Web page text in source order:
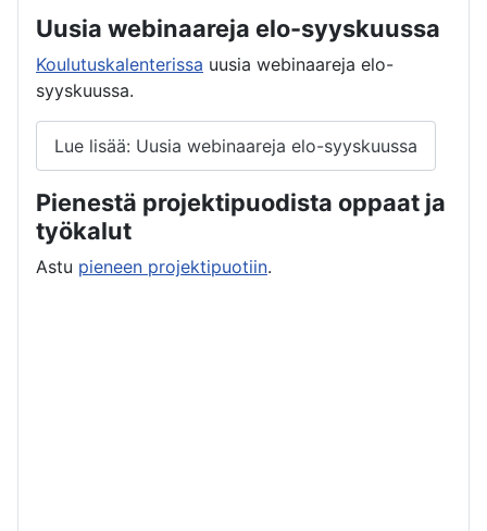
Uusia webinaareja elo-syyskuussa
Koulutuskalenterissa uusia webinaareja elo-
syyskuussa.
Lue lisää: Uusia webinaareja elo-syyskuussa
Pienestä projektipuodista oppaat ja
työkalut
Astu pieneen projektipuotiin.